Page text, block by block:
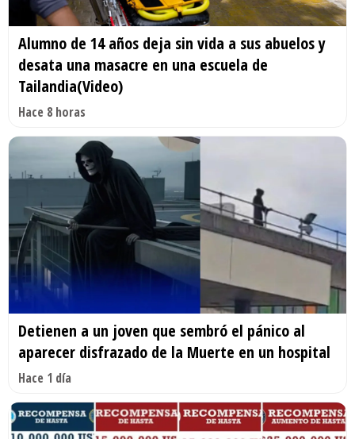
Alumno de 14 años deja sin vida a sus abuelos y
desata una masacre en una escuela de
Tailandia(Video)
Hace 8 horas
Detienen a un joven que sembró el pánico al
aparecer disfrazado de la Muerte en un hospital
Hace 1 día